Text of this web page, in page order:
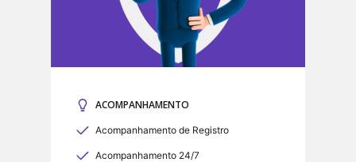
ACOMPANHAMENTO
Acompanhamento de Registro
Acompanhamento 24/7